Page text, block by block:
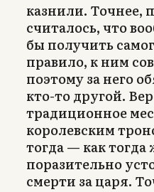
казнили. Точнее,
считалось, что
бы получить
правило, к ним
поэтому за него
кто-то другой.
традиционное
королевским
тогда — как тогда
поразительно
смерти за царя.